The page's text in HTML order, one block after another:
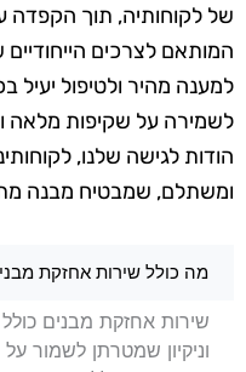
של לקוחותיה, תוך הקפדה
המותאם לצרכים
למענה מהיר ולטיפול
לשמירה על שקיפות מלאה
הודות לגישה שלנו,
ומשתלם, שמבטיח מבנה
שאלות בנושא
מה כולל שירות אחזקת
שירות אחזקת מבנים
וניקיון שמטרתן לשמור